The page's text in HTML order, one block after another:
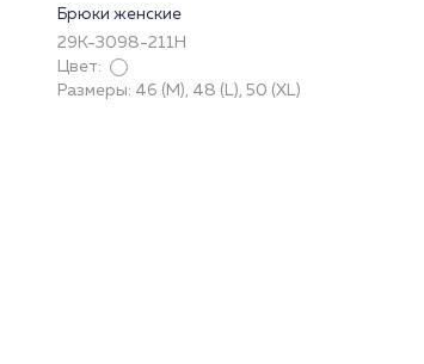
Брюки женские
29К-3098-211Н
Цвет:
Размеры: 46 (M), 48 (L), 50 (XL)